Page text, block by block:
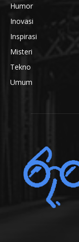
Humor
Inovasi
Inspirasi
Misteri
Tekno
Umum